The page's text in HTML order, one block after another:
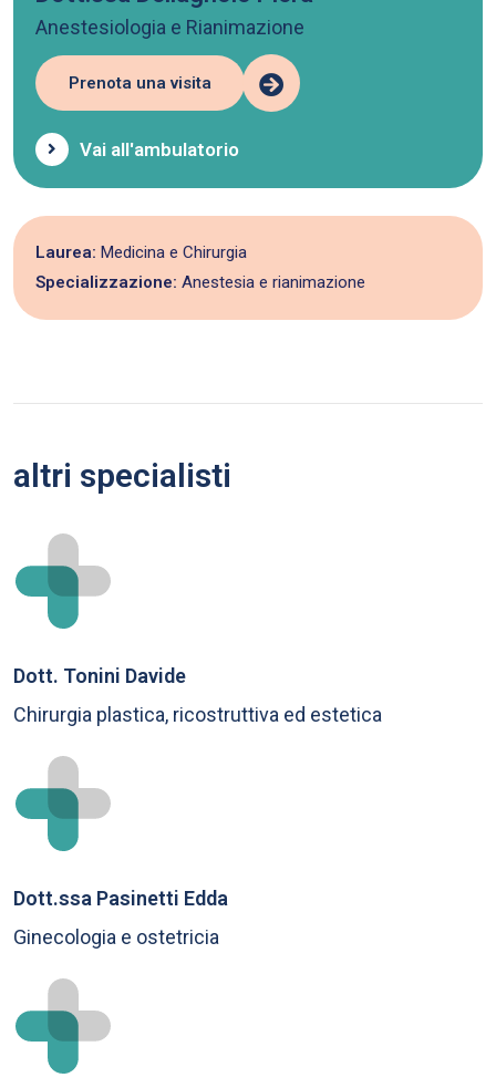
Anestesiologia e Rianimazione
Prenota una visita
Vai all'ambulatorio
Laurea: Medicina e Chirurgia
Specializzazione: Anestesia e rianimazione
altri specialisti
Dott. Tonini Davide
Chirurgia plastica, ricostruttiva ed estetica
Dott.ssa Pasinetti Edda
Ginecologia e ostetricia